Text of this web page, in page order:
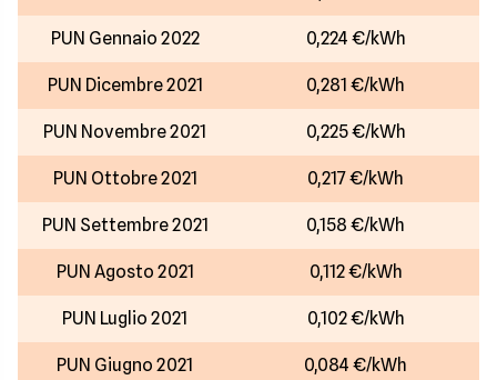
PUN Gennaio 2022 0,224 €/kWh
PUN Dicembre 2021 0,281 €/kWh
PUN Novembre 2021 0,225 €/kWh
PUN Ottobre 2021 0,217 €/kWh
PUN Settembre 2021 0,158 €/kWh
PUN Agosto 2021 0,112 €/kWh
PUN Luglio 2021 0,102 €/kWh
PUN Giugno 2021 0,084 €/kWh